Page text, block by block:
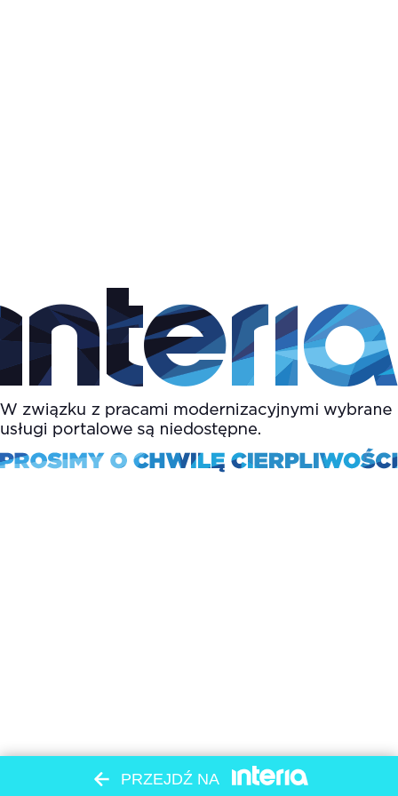
PRZEJDŹ NA